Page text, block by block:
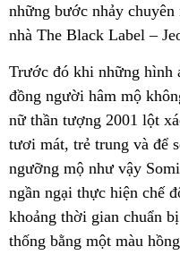
những bước nhảy
nhà The Black Label –
Trước đó khi những hình
đồng người hâm mộ
nữ thần tượng 2001 lột
tươi mát, trẻ trung và để
ngưỡng mộ như vậy
ngần ngại thực hiện chế
khoảng thời gian chuẩn
thống bằng một màu